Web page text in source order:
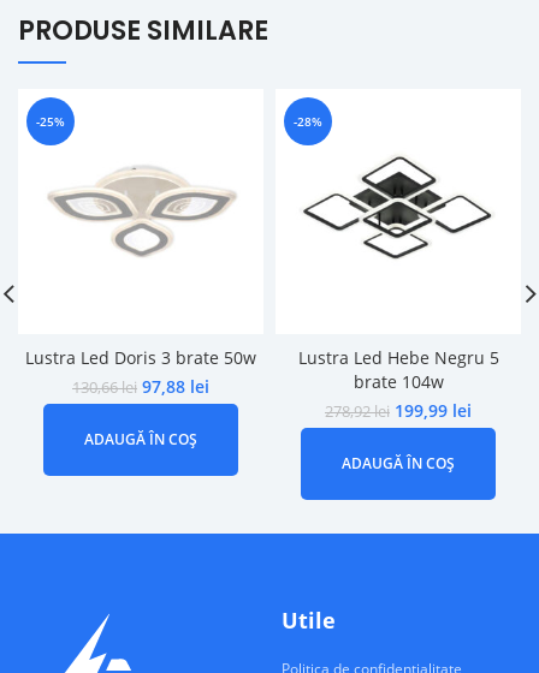
PRODUSE SIMILARE
-25%
Lustra Led Doris 3 brate 50w
130,66lei 97,88 lei
ADAUGĂ ÎN COȘ
-28%
Lustra Led Hebe Negru 5
brate 104w
278,92lei 199,99 lei
ADAUGĂ ÎN COȘ
Utile